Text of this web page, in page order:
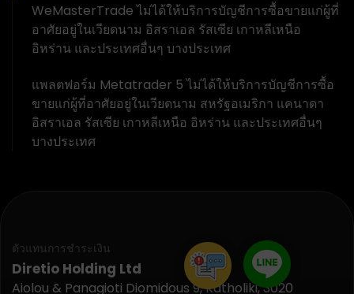
WeMasterTrade ไม่ได้ให้บริการบัญชีการซื้อขายแก่ผู้ที่
อาศัยอยู่ในเวียดนาม อิสราเอล รัสเซีย เกาหลีเหนือ
อิหร่าน และประเทศอื่นๆ บางประเทศ
แพลตฟอร์ม Metatrader 5 ไม่ได้ให้บริการบัญชีการซื้อ
ขายแก่ผู้ที่อาศัยอยู่ในเวียดนาม สหรัฐอเมริกา แคนาดา
อิสราเอล รัสเซีย เกาหลีเหนือ อิหร่าน และประเทศอื่นๆ
บางประเทศ
ตัวแทนการชำระเงิน
Diretio Holding Ltd
Aiolou & Panagioti Diomidous 9, Katholiki, 3020